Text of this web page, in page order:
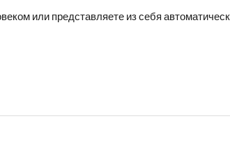
или представляете из себя